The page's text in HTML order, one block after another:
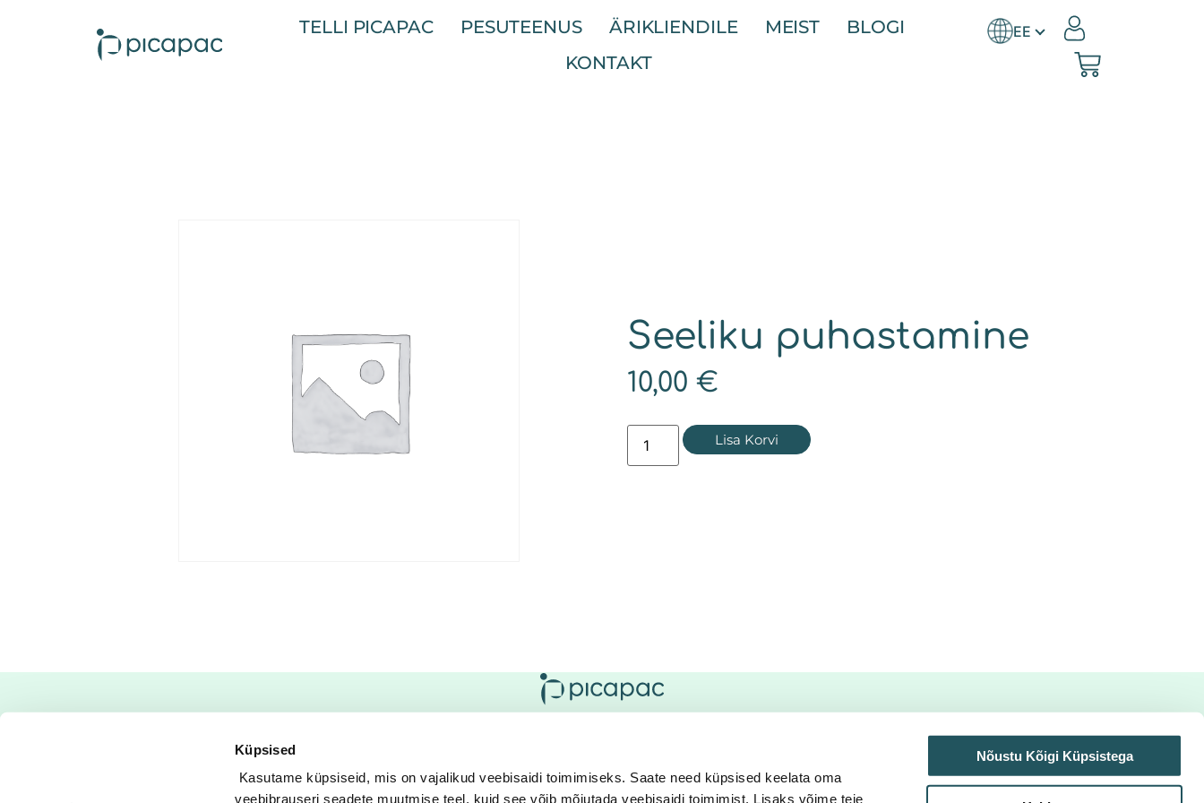
Küpsised
Kasutame küpsiseid, mis on vajalikud veebisaidi toimimiseks. Saate need küpsised keelata oma
veebibrauseri seadete muutmise teel, kuid see võib mõjutada veebisaidi toimimist. Lisaks võime teie
Nõustu Kõigi Küpsistega
TELLI PICAPAC PESUTEENUS ÄRIKLIENDILE MEIST
BLOGI
KONTAKT
Seeliku puhastamine
10,00€
Lisa Korvi